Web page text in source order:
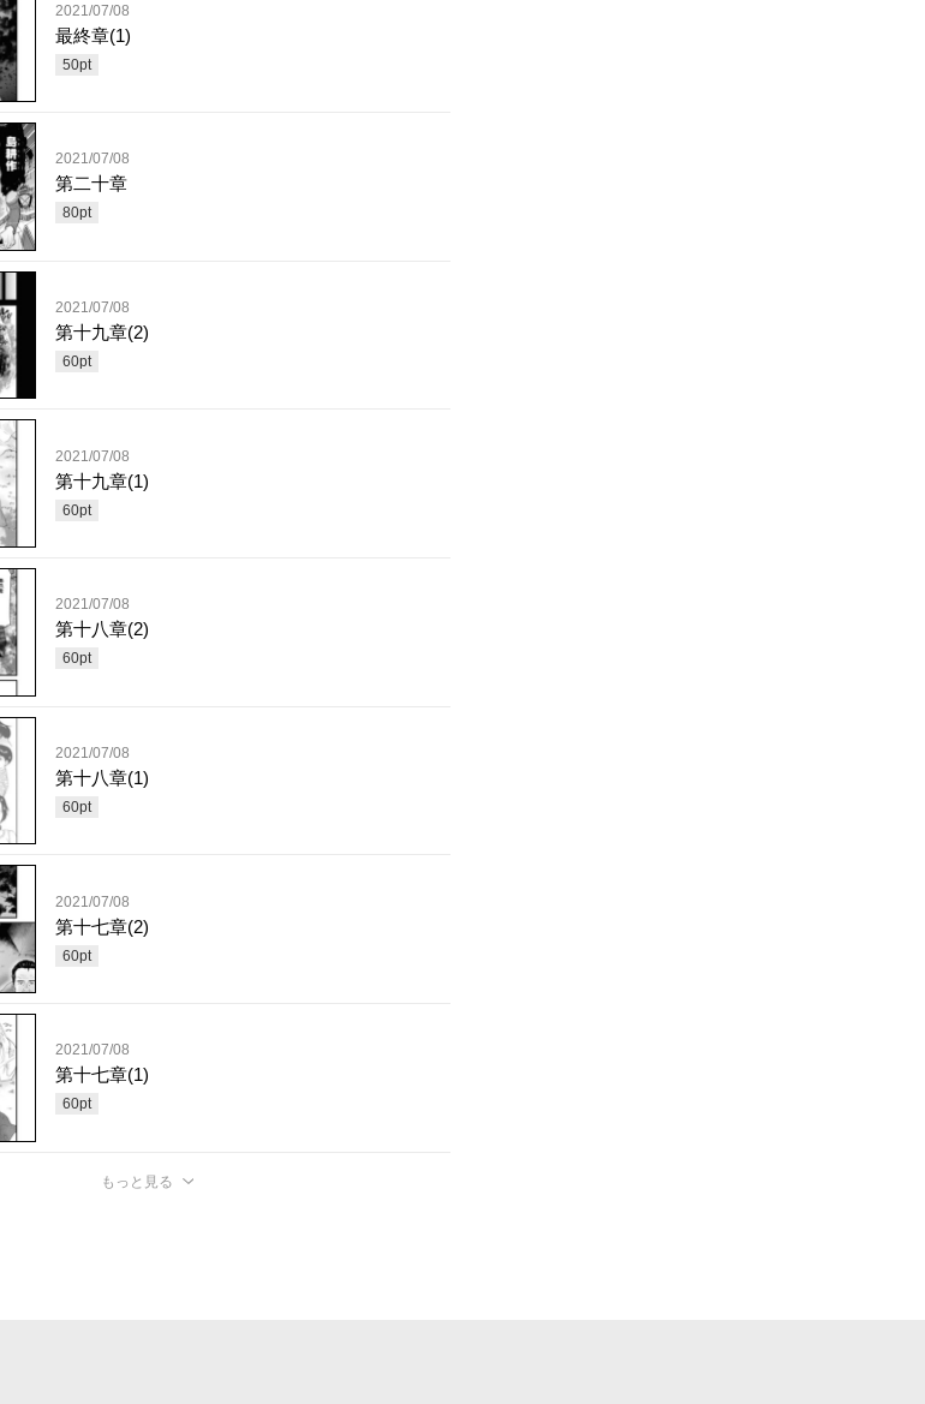
2021/07/08
最終章(1)
50pt
2021/07/08
第二十章
80pt
2021/07/08
第十九章(2)
60pt
2021/07/08
第十九章(1)
60pt
2021/07/08
第十八章(2)
60pt
2021/07/08
第十八章(1)
60pt
2021/07/08
第十七章(2)
60pt
2021/07/08
第十七章(1)
60pt
もっと見る